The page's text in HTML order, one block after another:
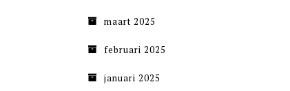
maart 2025
februari 2025
januari 2025